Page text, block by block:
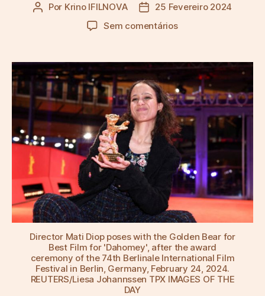
d
o
t
Autor
Por Krino IFILNOVA
Data25 Fevereiro 2024
Sem comentáriosem
t
D
i
o
p
g
a
n
a
o
U
r
s
o
d
e
Director Mati Diop poses with the Golden Bear for
Best Film for 'Dahomey', after the award
ceremony of the 74th Berlinale International Film
Festival in Berlin, Germany, February 24, 2024.
REUTERS/Liesa Johannssen TPX IMAGES OF THE
DAY